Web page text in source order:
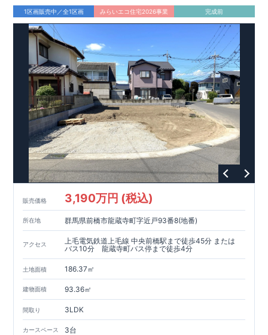
1区画販売中／全1区画 みらいエコ住宅2026事業 完成前
販売価格 3,190万円 (税込)
所在地 群馬県前橋市龍蔵寺町字近戸93番8(地番)
アクセス
上毛電気鉄道上毛線 中央前橋駅まで徒歩45分 または
バス10分 龍蔵寺町バス停まで徒歩4分
土地面積 186.37㎡
建物面積 93.36㎡
間取り 3LDK
カースペース 3台